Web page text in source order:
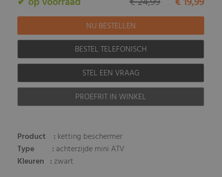
BESTEL TELEFONISCH
STEL EEN VRAAG
PROEFRIT IN WINKEL
Product : ketting beschermer
Type : achterzijde mini ATV
Kleuren : zwart